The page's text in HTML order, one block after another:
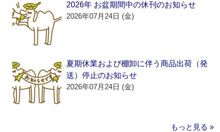
2026年 お盆期間中の休刊のお知らせ
2026年07月24日 (金)
夏期休業および棚卸に伴う商品出荷（発
送）停止のお知らせ
2026年07月24日 (金)
もっと見る »